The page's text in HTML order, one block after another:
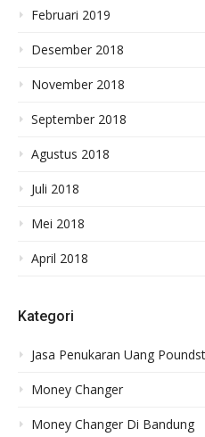
Februari 2019
Desember 2018
November 2018
September 2018
Agustus 2018
Juli 2018
Mei 2018
April 2018
Kategori
Jasa Penukaran Uang
Money Changer
Money Changer Di Bandung